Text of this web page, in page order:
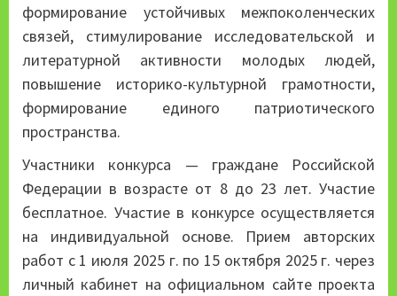
формирование устойчивых межпоколенческих
связей, стимулирование исследовательской и
литературной активности молодых людей,
повышение историко-культурной грамотности,
формирование единого патриотического
пространства.
Участники конкурса — граждане Российской
Федерации в возрасте от 8 до 23 лет. Участие
бесплатное. Участие в конкурсе осуществляется
на индивидуальной основе. Прием авторских
работ с 1 июля 2025 г. по 15 октября 2025 г. через
личный кабинет на официальном сайте проекта